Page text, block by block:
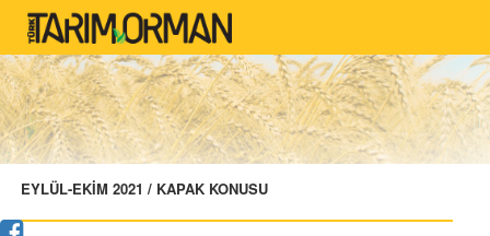
EYLÜL-EKİM 2021 / KAPAK KONUSU